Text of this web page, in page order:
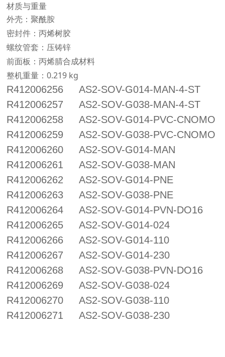
材质与重量
外壳：聚酰胺
密封件：丙烯树胶
螺纹管套：压铸锌
前面板：丙烯腈合成材料
整机重量：0.219 kg
R412006256
AS2-SOV-G014-MAN-4-ST
R412006257
AS2-SOV-G038-MAN-4-ST
R412006258
AS2-SOV-G014-PVC-CNOMO
R412006259
AS2-SOV-G038-PVC-CNOMO
R412006260
AS2-SOV-G014-MAN
R412006261
AS2-SOV-G038-MAN
R412006262
AS2-SOV-G014-PNE
R412006263
AS2-SOV-G038-PNE
R412006264
AS2-SOV-G014-PVN-DO16
R412006265
AS2-SOV-G014-024
R412006266
AS2-SOV-G014-110
R412006267
AS2-SOV-G014-230
R412006268
AS2-SOV-G038-PVN-DO16
R412006269
AS2-SOV-G038-024
R412006270
AS2-SOV-G038-110
R412006271
AS2-SOV-G038-230